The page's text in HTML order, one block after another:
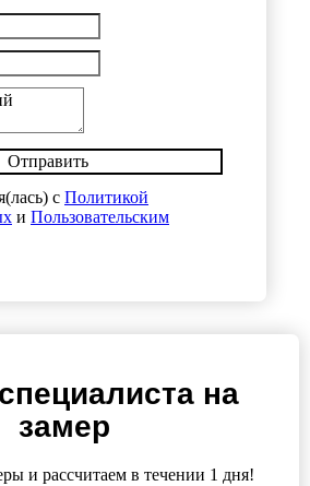
Отправить
с Политикой
и Пользовательским
на
замер
и рассчитаем в течении 1 дня!